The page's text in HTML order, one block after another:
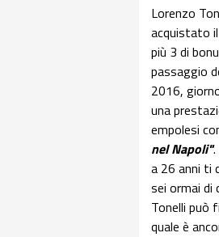
Lorenzo
acquistato
più 3 di
passaggio
2016,
una
empolesi
nel Napoli"
a 26 anni ti
sei ormai di
Tonelli può
quale è